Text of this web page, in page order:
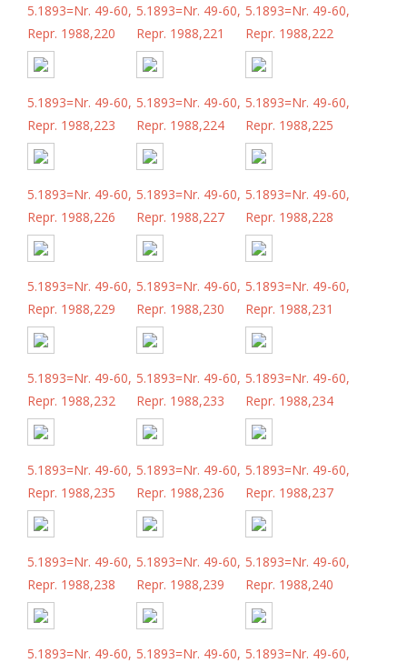
5.1893=Nr. 49-60,
Repr. 1988,220
5.1893=Nr. 49-60,
Repr. 1988,221
5.1893=Nr. 49-60,
Repr. 1988,222
5.1893=Nr. 49-60,
Repr. 1988,223
5.1893=Nr. 49-60,
Repr. 1988,224
5.1893=Nr. 49-60,
Repr. 1988,225
5.1893=Nr. 49-60,
Repr. 1988,226
5.1893=Nr. 49-60,
Repr. 1988,227
5.1893=Nr. 49-60,
Repr. 1988,228
5.1893=Nr. 49-60,
Repr. 1988,229
5.1893=Nr. 49-60,
Repr. 1988,230
5.1893=Nr. 49-60,
Repr. 1988,231
5.1893=Nr. 49-60,
Repr. 1988,232
5.1893=Nr. 49-60,
Repr. 1988,233
5.1893=Nr. 49-60,
Repr. 1988,234
5.1893=Nr. 49-60,
Repr. 1988,235
5.1893=Nr. 49-60,
Repr. 1988,236
5.1893=Nr. 49-60,
Repr. 1988,237
5.1893=Nr. 49-60,
Repr. 1988,238
5.1893=Nr. 49-60,
Repr. 1988,239
5.1893=Nr. 49-60,
Repr. 1988,240
5.1893=Nr. 49-60, 5.1893=Nr. 49-60, 5.1893=Nr. 49-60,